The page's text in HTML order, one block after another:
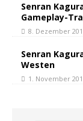
Senran
Gameplay-
8. Dezember
Senran
Westen
1. November